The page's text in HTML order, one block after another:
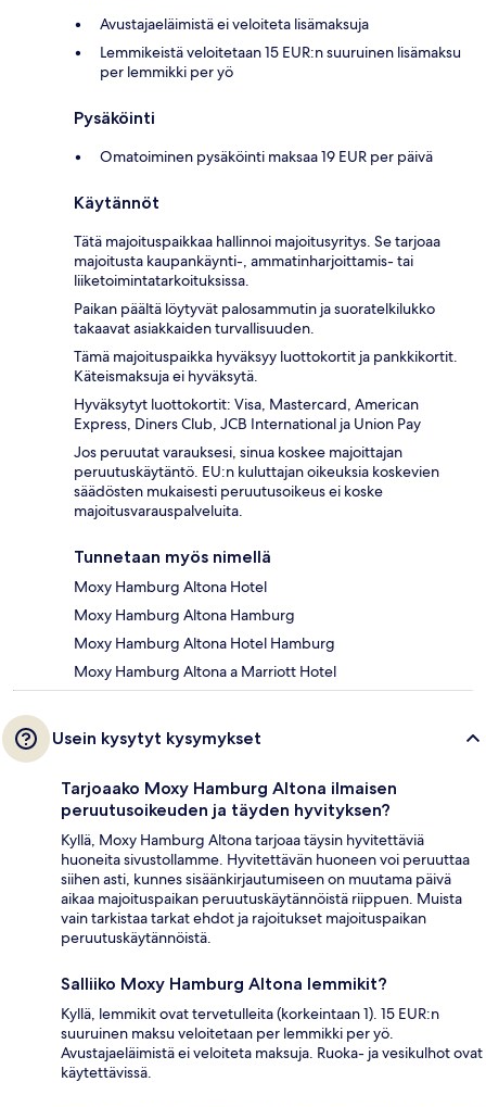
Avustajaeläimistä ei veloiteta lisämaksuja
Lemmikeistä veloitetaan 15 EUR:n suuruinen lisämaksu
per lemmikki per yö
Pysäköinti
Omatoiminen pysäköinti maksaa 19 EUR per päivä
Käytännöt
Tätä majoituspaikkaa hallinnoi majoitusyritys. Se tarjoaa
majoitusta kaupankäynti-, ammatinharjoittamis- tai
liiketoimintatarkoituksissa.
Paikan päältä löytyvät palosammutin ja suoratelkilukko
takaavat asiakkaiden turvallisuuden.
Tämä majoituspaikka hyväksyy luottokortit ja pankkikortit.
Käteismaksuja ei hyväksytä.
Hyväksytyt luottokortit: Visa, Mastercard, American
Express, Diners Club, JCB International ja Union Pay
Jos peruutat varauksesi, sinua koskee majoittajan
peruutuskäytäntö. EU:n kuluttajan oikeuksia koskevien
säädösten mukaisesti peruutusoikeus ei koske
majoitusvarauspalveluita.
Tunnetaan myös nimellä
Moxy Hamburg Altona Hotel
Moxy Hamburg Altona Hamburg
Moxy Hamburg Altona Hotel Hamburg
Moxy Hamburg Altona a Marriott Hotel
Usein kysytyt kysymykset
Tarjoaako Moxy Hamburg Altona ilmaisen
peruutusoikeuden ja täyden hyvityksen?
Kyllä, Moxy Hamburg Altona tarjoaa täysin hyvitettäviä
huoneita sivustollamme. Hyvitettävän huoneen voi peruuttaa
siihen asti, kunnes sisäänkirjautumiseen on muutama päivä
aikaa majoituspaikan peruutuskäytännöistä riippuen. Muista
vain tarkistaa tarkat ehdot ja rajoitukset majoituspaikan
peruutuskäytännöistä.
Salliiko Moxy Hamburg Altona lemmikit?
Kyllä, lemmikit ovat tervetulleita (korkeintaan 1). 15 EUR:n
suuruinen maksu veloitetaan per lemmikki per yö.
Avustajaeläimistä ei veloiteta maksuja. Ruoka- ja vesikulhot ovat
käytettävissä.